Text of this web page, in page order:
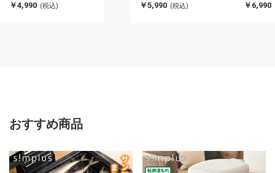
ステージ 収納ボックス
￥4,990 (税込)
ステージ 収納ボックス
￥5,990 (税込)
アステ
￥6,990
おすすめ商品